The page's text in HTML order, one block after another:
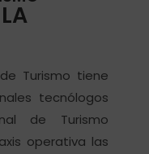
Turismo tiene
tecnólogos
de Turismo
operativa las